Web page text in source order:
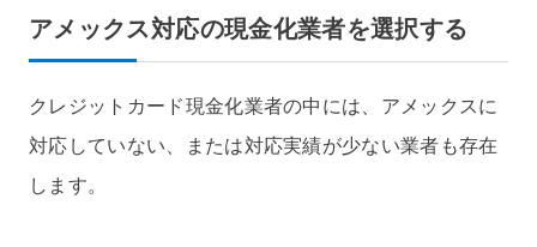
アメックス対応の現金化業者を選択する
クレジットカード現金化業者の中には、アメックスに
対応していない、または対応実績が少ない業者も存在
します。